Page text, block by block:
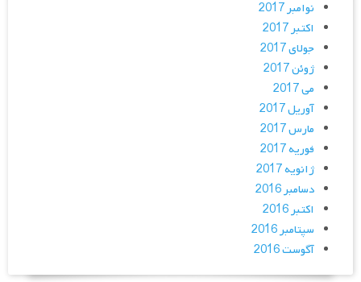
نوامبر 2017
اکتبر 2017
جولای 2017
ژوئن 2017
می 2017
آوریل 2017
مارس 2017
فوریه 2017
ژانویه 2017
دسامبر 2016
اکتبر 2016
سپتامبر 2016
آگوست 2016